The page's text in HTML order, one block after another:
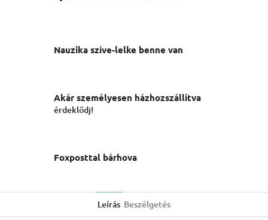
Nauzika szíve-lelke benne van
Akár személyesen házhozszállítva
érdeklődj!
Foxposttal bárhova
Leírás Beszélgetés